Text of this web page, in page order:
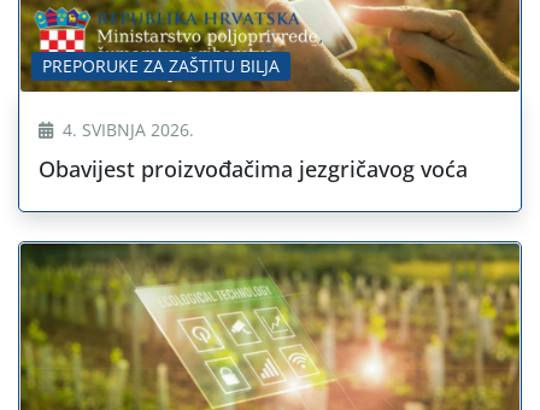
PREPORUKE ZA ZAŠTITU BILJA
4. SVIBNJA 2026.
Obavijest proizvođačima jezgričavog voća